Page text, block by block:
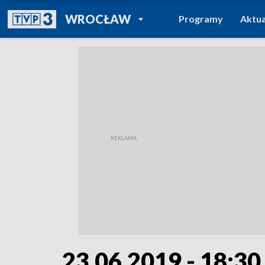
WROCŁAWPOWRÓT DO
TVP REGIONY
Programy